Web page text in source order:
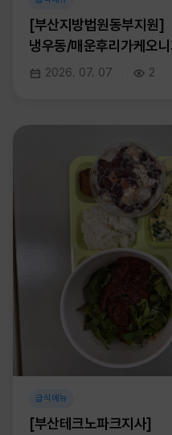
[부산지방법원동부지원]
냉우동/매운후리가케오니
2026. 07. 07 2
급식메뉴
[부산테크노파크지사]